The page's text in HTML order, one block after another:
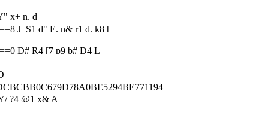
x+ n, d
8 J S1 d" E. n& r1 d. k8 [
0 D# R4 [7 p9 b# D4 L
?4 @1 x& A